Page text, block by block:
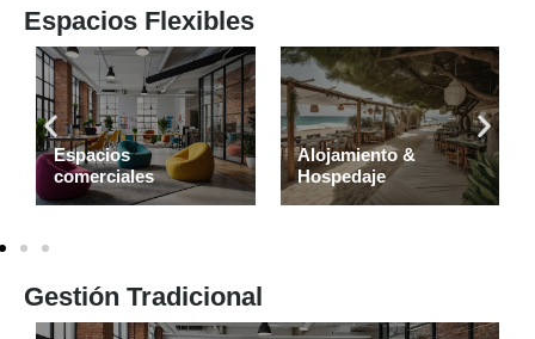
Espacios Flexibles
Espacios
comerciales
Alojamiento &
Hospedaje
Gestión Tradicional